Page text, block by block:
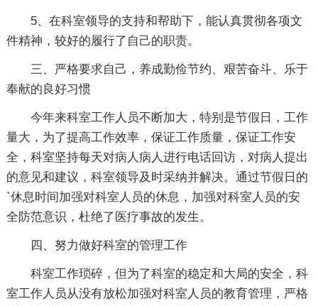
5、在科室领导的支持和帮助下，能认真贯彻各项文
件精神，较好的履行了自己的职责。
三、严格要求自己，养成勤俭节约、艰苦奋斗、乐于
奉献的良好习惯
今年来科室工作人员不断加大，特别是节假日，工作
量大，为了提高工作效率，保证工作质量，保证工作安
全，科室坚持每天对病人病人进行电话回访，对病人提出
的意见和建议，科室领导及时采纳并解决。通过节假日的
`休息时间加强对科室人员的休息，加强对科室人员的安
全防范意识，杜绝了医疗事故的发生。
四、努力做好科室的管理工作
科室工作琐碎，但为了科室的稳定和大局的安全，科
室工作人员从没有放松加强对科室人员的教育管理，严格